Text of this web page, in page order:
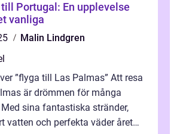
Portugal: En upplevelse
vanliga
Malin Lindgren
”flyga till Las Palmas” Att resa
är drömmen för många
Med sina fantastiska stränder,
vatten och perfekta väder året